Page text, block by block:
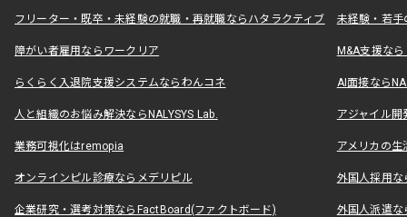
フリーター・既卒・未経験の就職・再就職ならハタラクティブ 未経験・若手
障がい者雇用ならワークリア M&A支援な
らくらく入退院支援システムならわんコネ AI面接なら
人と組織のお悩み解決ならNALYSYS Lab. アジャイル
業務可視化はremopia アメリカの
オンラインピル診療ならメデリピル 外国人採用
企業研究・選考対策ならFactBoard(ファクトボード) 外国人派遣な